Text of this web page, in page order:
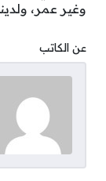
وغير عمر،
عن الكاتب